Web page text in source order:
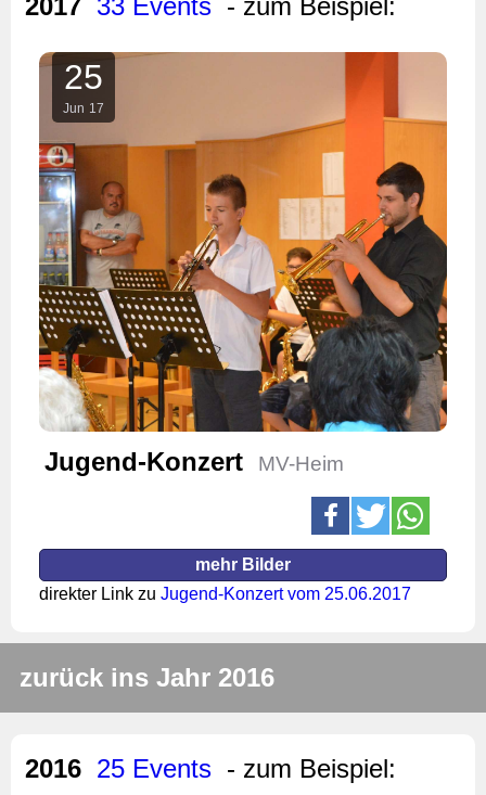
2017 33 Events - zum Beispiel:
25
Jun 17
Jugend-Konzert MV-Heim
mehr Bilder
direkter Link zu Jugend-Konzert vom 25.06.2017
zurück ins Jahr 2016
2016 25 Events - zum Beispiel: